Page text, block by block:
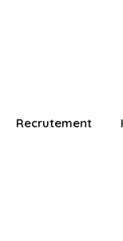
Recrutement